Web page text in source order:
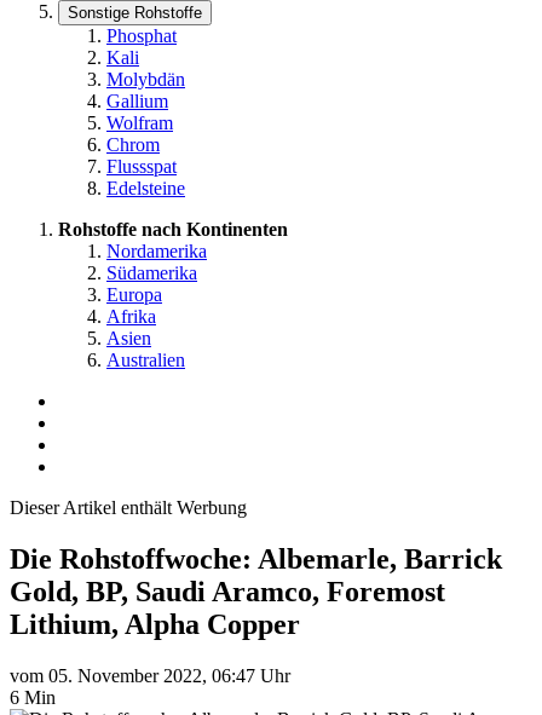
Sonstige Rohstoffe
Phosphat
Kali
Molybdän
Gallium
Wolfram
Chrom
Flussspat
Edelsteine
Rohstoffe nach Kontinenten
Nordamerika
Südamerika
Europa
Afrika
Asien
Australien
Dieser Artikel enthält Werbung
Die Rohstoffwoche: Albemarle, Barrick
Gold, BP, Saudi Aramco, Foremost
Lithium, Alpha Copper
vom 05. November 2022, 06:47 Uhr
6 Min